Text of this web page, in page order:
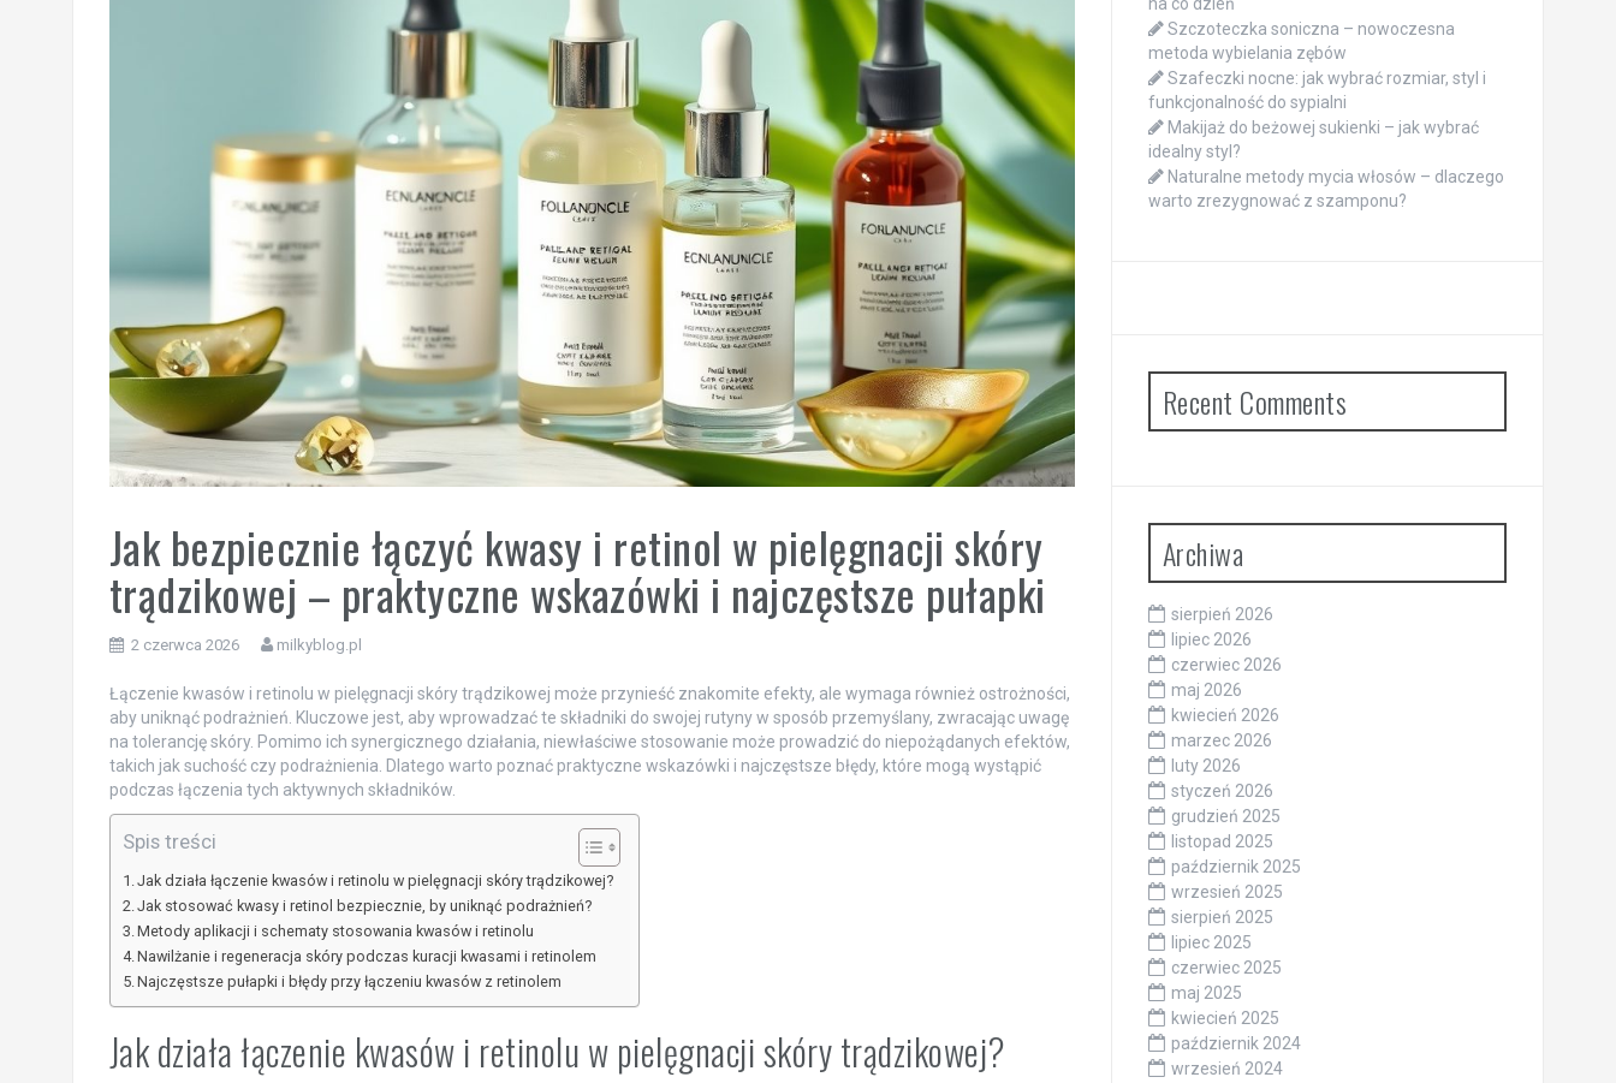
Jak bezpiecznie łączyć kwasy i retinol w pielęgnacji skóry
trądzikowej – praktyczne wskazówki i najczęstsze pułapki
2 czerwca 2026 milkyblog.pl
Łączenie kwasów i retinolu w pielęgnacji skóry trądzikowej może przynieść znakomite efekty, ale wymaga również ostrożności,
aby uniknąć podrażnień. Kluczowe jest, aby wprowadzać te składniki do swojej rutyny w sposób przemyślany, zwracając uwagę
na tolerancję skóry. Pomimo ich synergicznego działania, niewłaściwe stosowanie może prowadzić do niepożądanych efektów,
takich jak suchość czy podrażnienia. Dlatego warto poznać praktyczne wskazówki i najczęstsze błędy, które mogą wystąpić
podczas łączenia tych aktywnych składników.
Spis treści
Jak działa łączenie kwasów i retinolu w pielęgnacji skóry trądzikowej?
Jak stosować kwasy i retinol bezpiecznie, by uniknąć podrażnień?
Metody aplikacji i schematy stosowania kwasów i retinolu
Nawilżanie i regeneracja skóry podczas kuracji kwasami i retinolem
Najczęstsze pułapki i błędy przy łączeniu kwasów z retinolem
Jak działa łączenie kwasów i retinolu w pielęgnacji skóry trądzikowej?
Szczoteczka soniczna – nowoczesna
metoda wybielania zębów
Szafeczki nocne: jak wybrać rozmiar, styl i
funkcjonalność do sypialni
Makijaż do beżowej sukienki – jak wybrać
idealny styl?
Naturalne metody mycia włosów – dlaczego
warto zrezygnować z szamponu?
Recent Comments
Archiwa
sierpień 2026
lipiec 2026
czerwiec 2026
maj 2026
kwiecień 2026
marzec 2026
luty 2026
styczeń 2026
grudzień 2025
listopad 2025
październik 2025
wrzesień 2025
sierpień 2025
lipiec 2025
czerwiec 2025
maj 2025
kwiecień 2025
październik 2024
wrzesień 2024